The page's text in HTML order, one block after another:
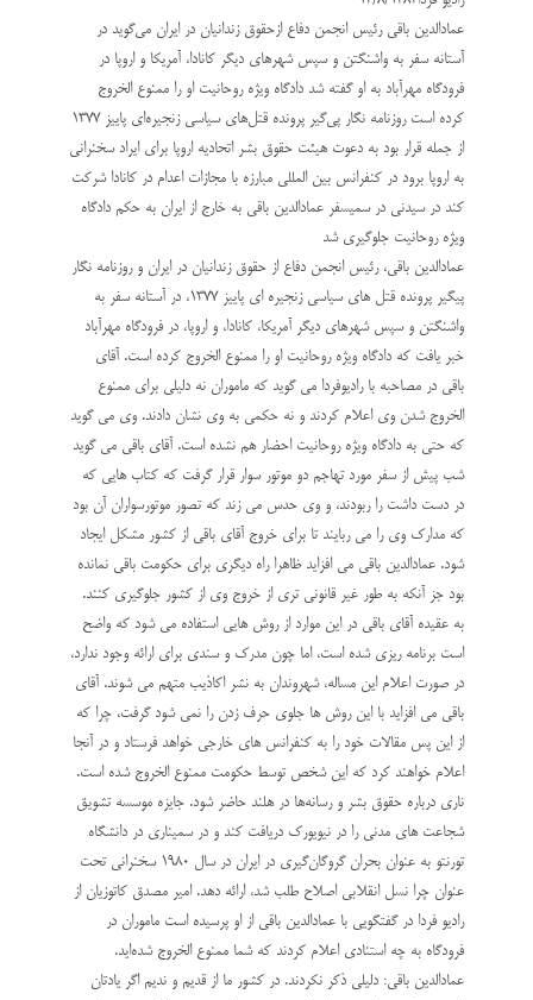
عمادالدين باقي رئيس انجمن دفاع ازحقوق زندانيان در ايران مي‌گويد در
آستانه سفر به واشنگتن و سپس شهرهاي ديگر كانادا، آمريكا و اروپا در
فرودگاه مهرآباد به او گفته شد دادگاه ويژه روحانيت او را ممنوع الخروج
كرده است روزنامه نگار پي‌گير پرونده قتل‌هاي سياسي زنجيره‌اي پاييز 1377
از جمله قرار بود به دعوت هيئت حقوق بشر اتحاديه اروپا براي ايراد سخنراني
به اروپا برود در كنفرانس بين المللي مبارزه با مجازات اعدام در كانادا شركت
كند در سيدني در سميسفر عمادالدين باقي به خارج از ايران به حکم دادگاه
ويژه روحانيت جلوگيري شد
عمادالدين باقي، رئيس انجمن دفاع از حقوق زندانيان در ايران و روزنامه نگار
پيگير پرونده قتل هاي سياسي زنجيره اي پاييز 1377، در آستانه سفر به
واشنگتن و سپس شهرهاي ديگر آمريکا، کانادا، و اروپا، در فرودگاه مهرآباد
خبر يافت که دادگاه ويژه روحانيت او را ممنوع الخروج کرده است. آقاي
باقي در مصاحبه با راديوفردا مي گويد که ماموران نه دليلي براي ممنوع
الخروج شدن وي اعلام کردند و نه حکمي به وي نشان دادند. وي مي گويد
که حتي به دادگاه ويژه روحانيت احضار هم نشده است. آقاي باقي مي گويد
شب پيش از سفر مورد تهاجم دو موتور سوار قرار گرفت که کتاب هايي که
در دست داشت را ربودند، و وي حدس مي زند که تصور موتورسواران آن بود
که مدارک وي را مي ربايند تا براي خروج آقاي باقي از کشور مشکل ايجاد
شود. عمادالدين باقي مي افزايد ظاهرا راه ديگري براي حکومت باقي نمانده
بود جز آنکه به طور غير قانوني تري از خروج وي از کشور جلوگيري کنند.
به عقيده آقاي باقي در اين موارد از روش هايي استفاده مي شود که واضح
است برنامه ريزي شده است، اما چون مدرک و سندي براي ارائه وجود ندارد،
در صورت اعلام اين مساله، شهروندان به نشر اکاذيب متهم مي شوند. آقاي
باقي مي افزايد با اين روش ها جلوي حرف زدن را نمي شود گرفت، چرا که
از اين پس مقالات خود را به کنفرانس هاي خارجي خواهد فرستاد و در آنجا
اعلام خواهند کرد که اين شخص توسط حکومت ممنوع الخروج شده است.
ناري درباره حقوق بشر و رسانه‌ها در هلند حاضر شود. جايزه موسسه تشويق
شجاعت هاي مدني را در نيويورك دريافت كند و در سميناري در دانشگاه
تورنتو به عنوان بحران گروگان‌گيري در ايران در سال 1980 سخنراني تحت
عنوان چرا نسل انقلابي اصلاح طلب شد، ارائه دهد. امير مصدق كاتوزيان از
راديو فردا در گفتگويي با عمادالدين باقي از او پرسيده است ماموران در
فرودگاه به چه استنادي اعلام كردند كه شما ممنوع الخروج شده‌ايد.
عمادالدين باقي: دليلي ذكر نكردند. در كشور ما از قديم و نديم اگر يادتان